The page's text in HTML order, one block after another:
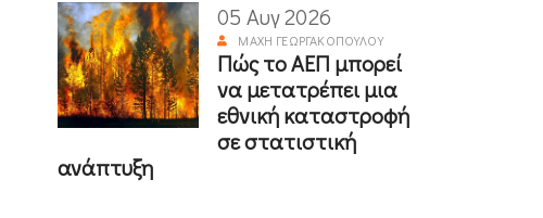
05 Αυγ 2026
ΜΆΧΗ ΓΕΩΡΓΑΚΟΠΟΎΛΟΥ
Πώς το ΑΕΠ μπορεί
να μετατρέπει μια
εθνική καταστροφή
σε στατιστική
ανάπτυξη